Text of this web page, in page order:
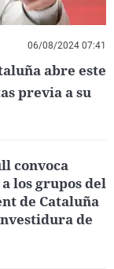
06/08/2024 07:41
abre este
previa a su
convoca
los grupos del
de Cataluña
de